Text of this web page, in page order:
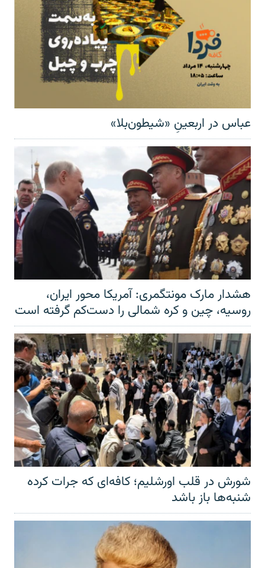
عباس در اربعینِ «شیطون‌بلا»
هشدار مارک مونتگمری: آمریکا محور ایران،
روسیه، چین و کره شمالی را دست‌کم گرفته است
شورش در قلب اورشلیم؛ کافه‌ای که جرات کرده
شنبه‌ها باز باشد